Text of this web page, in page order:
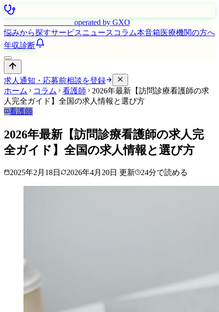
operated by GXO
悩みから探すサービスニュース コラム本音箱医療機関の方へ
年収診断
求人通知・応募前相談を登録
ホーム
コラム 看護師
2026年最新【訪問診療看護師の求
人完全ガイド】全国の求人情報と選び方
看護師
2026年最新【訪問診療看護師の求人完
全ガイド】全国の求人情報と選び方
2025年2月18日 2026年4月20日 更新 24分で読める